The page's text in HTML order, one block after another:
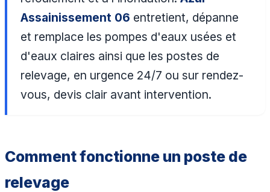
Assainissement 06 entretient, dépanne
et remplace les pompes d'eaux usées et
d'eaux claires ainsi que les postes de
relevage, en urgence 24/7 ou sur rendez-
vous, devis clair avant intervention.
Comment fonctionne un poste de
relevage